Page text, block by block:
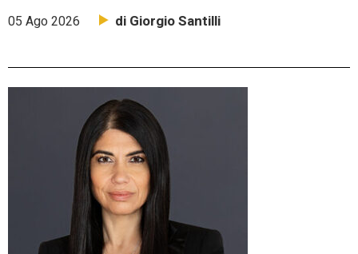
05 Ago 2026 di Giorgio Santilli